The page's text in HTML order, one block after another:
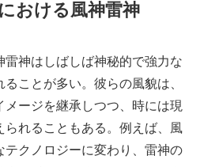
おける風神雷神
雷神はしばしば神秘的で強力な
ことが多い。彼らの風貌は、
ージを継承しつつ、時には現
れることもある。例えば、風
テクノロジーに変わり、雷神の